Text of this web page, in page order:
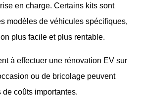
en charge. Certains kits sont
modèles de véhicules spécifiques,
plus facile et plus rentable.
à effectuer une rénovation EV sur
ou de bricolage peuvent
coûts importantes.